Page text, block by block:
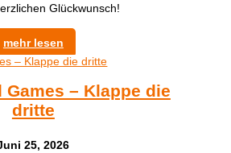
Glückwunsch!
mehr lesen
Games – Klappe die
dritte
25, 2026